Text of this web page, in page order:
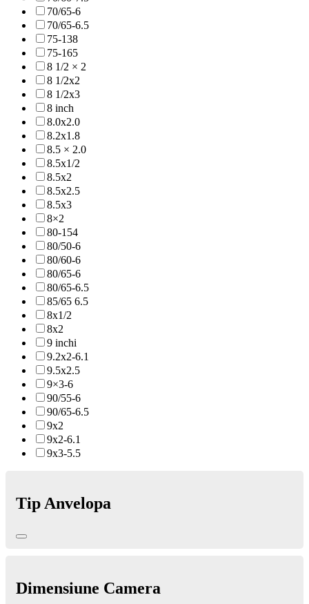
70/65-6
70/65-6.5
75-138
75-165
8 1/2 × 2
8 1/2x2
8 1/2x3
8 inch
8.0x2.0
8.2x1.8
8.5 × 2.0
8.5x1/2
8.5x2
8.5x2.5
8.5x3
8×2
80-154
80/50-6
80/60-6
80/65-6
80/65-6.5
85/65 6.5
8x1/2
8x2
9 inchi
9.2x2-6.1
9.5x2.5
9×3-6
90/55-6
90/65-6.5
9x2
9x2-6.1
9x3-5.5
Tip Anvelopa
Dimensiune Camera